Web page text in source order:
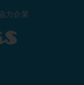
力企業